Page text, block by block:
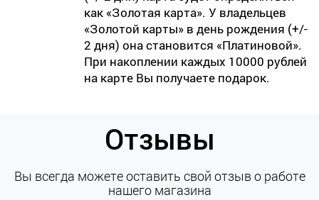
как «Золотая карта». У владельцев
«Золотой карты» в день рождения (+/-
2 дня) она становится «Платиновой».
При накоплении каждых 10000 рублей
на карте Вы получаете подарок.
Отзывы
Вы всегда можете оставить свой отзыв о работе
нашего магазина